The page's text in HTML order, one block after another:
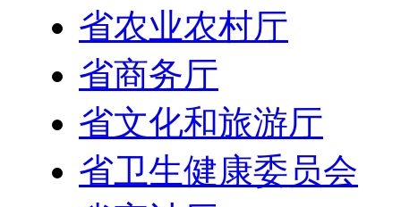
省农业农村厅
省商务厅
省文化和旅游厅
省卫生健康委员会